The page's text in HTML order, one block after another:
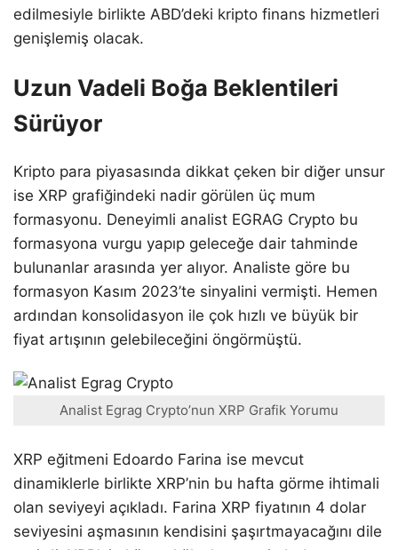
edilmesiyle birlikte ABD’deki kripto finans hizmetleri
genişlemiş olacak.
Uzun Vadeli Boğa Beklentileri
Sürüyor
Kripto para piyasasında dikkat çeken bir diğer unsur
ise XRP grafiğindeki nadir görülen üç mum
formasyonu. Deneyimli analist EGRAG Crypto bu
formasyona vurgu yapıp geleceğe dair tahminde
bulunanlar arasında yer alıyor. Analiste göre bu
formasyon Kasım 2023’te sinyalini vermişti. Hemen
ardından konsolidasyon ile çok hızlı ve büyük bir
fiyat artışının gelebileceğini öngörmüştü.
Analist Egrag Crypto’nun XRP Grafik Yorumu
XRP eğitmeni Edoardo Farina ise mevcut
dinamiklerle birlikte XRP’nin bu hafta görme ihtimali
olan seviyeyi açıkladı. Farina XRP fiyatının 4 dolar
seviyesini aşmasının kendisini şaşırtmayacağını dile